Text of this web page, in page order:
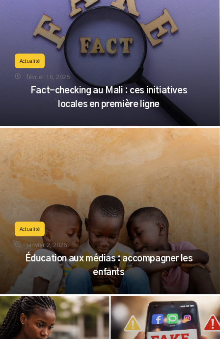
Actualité
février 10, 2026
Fact-checking au Mali : ces initiatives
Actualité
janvier 2, 2026
Éducation aux médias : accompagner les
enfants